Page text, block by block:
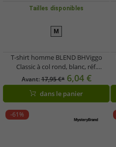
Tailles disponibles
M
T-shirt homme BLEND BHViggo
Classic à col rond, blanc, réf.
20718780-110602
Avant:17,95 €* 6,04 €
dans le panier
-61%